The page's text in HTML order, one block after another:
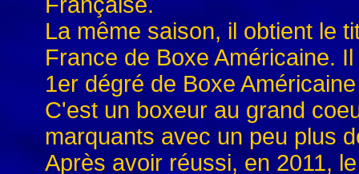
La même saison, il obtient le
France de Boxe Américaine.
1er dégré de Boxe
C'est un boxeur au grand
marquants avec un peu plus
Après avoir réussi, en 2011,